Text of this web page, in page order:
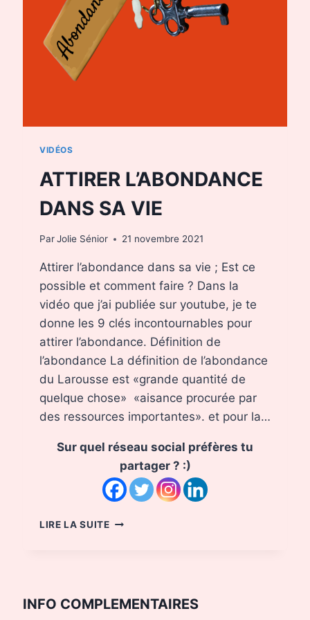
VIDÉOS
ATTIRER L’ABONDANCE
DANS SA VIE
ParJolie Sénior 21 novembre 2021
Attirer l’abondance dans sa vie ; Est ce
possible et comment faire ? Dans la
vidéo que j’ai publiée sur youtube, je te
donne les 9 clés incontournables pour
attirer l’abondance. Définition de
l’abondance La définition de l’abondance
du Larousse est «grande quantité de
quelque chose» «aisance procurée par
des ressources importantes». et pour la…
Sur quel réseau social préfères tu
partager ? :)
LIRE LA SUITEATTIRER
INFO COMPLEMENTAIRES